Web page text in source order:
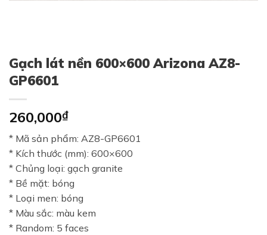
Gạch lát nền 600×600 Arizona AZ8-
GP6601
260,000₫
* Mã sản phẩm: AZ8-GP6601
* Kích thước (mm): 600×600
* Chủng loại: gạch granite
* Bề mặt: bóng
* Loại men: bóng
* Màu sắc: màu kem
* Random: 5 faces